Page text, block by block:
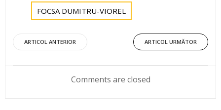
FOCSA DUMITRU-VIOREL
Post
navigation
ARTICOL ANTERIOR
Post
navigation
ARTICOL URMĂTOR
Comments are closed